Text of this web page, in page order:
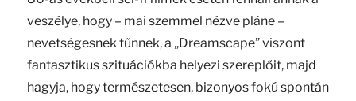
veszélye, hogy – mai szemmel nézve pláne –
nevetségesnek tűnnek, a „Dreamscape” viszont
fantasztikus szituációkba helyezi szereplőit, majd
hagyja, hogy természetesen, bizonyos fokú spontán